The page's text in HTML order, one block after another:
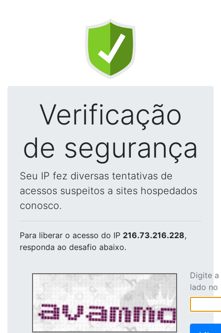
Verificação
de segurança
Seu IP fez diversas tentativas de
acessos suspeitos a sites hospedados
conosco.
Para liberar o acesso do IP 216.73.216.228,
responda ao desafio abaixo.
Digite
lado no